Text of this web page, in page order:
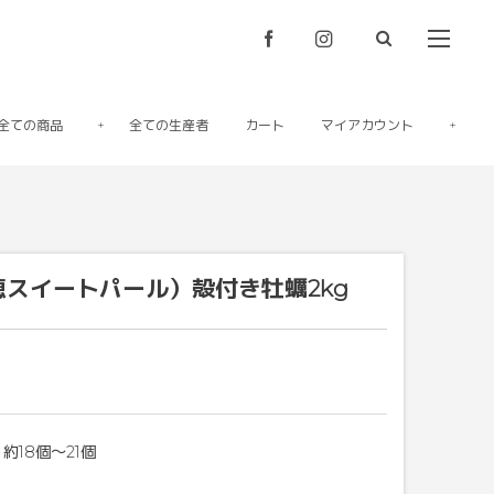
ての商品 全ての生産者 カート マイアカウント
イートパール）殻付き牡蠣2kg
18個～21個